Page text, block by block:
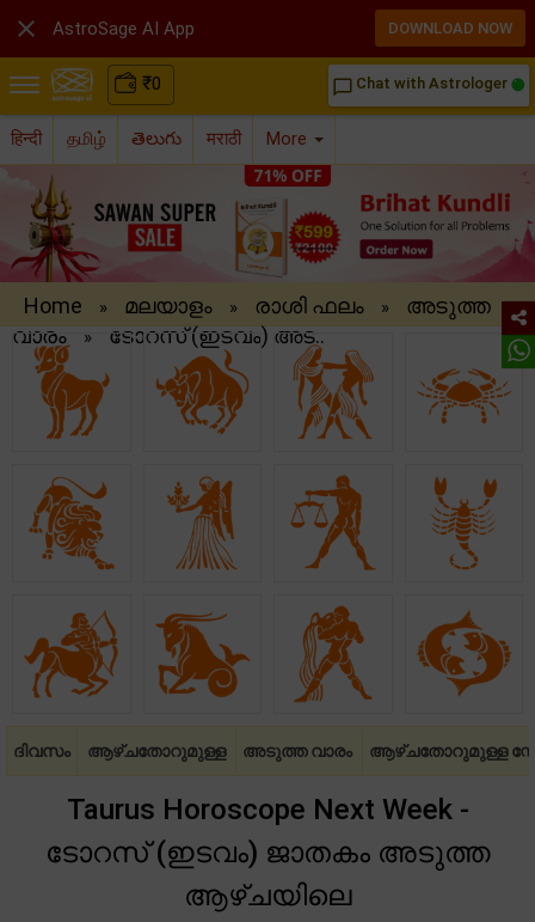
₹0 chat_bubble_outline Chat with Astrologer
हिन्दी தமிழ் తెలుగు मराठी More
Home » മലയാളം » രാശി ഫലം »
അടുത്ത
വാരം
» ടോറസ് (ഇടവം) അട..
ദിവസം ആഴ്ചതോറുമുള്ള അടുത്ത വാരം ആഴ്ചതോറുമുള്ള
Taurus Horoscope Next Week -
ടോറസ് (ഇടവം) ജാതകം അടുത്ത
ആഴ്ചയിലെ
 AstroSage AI App DOWNLOAD NOW